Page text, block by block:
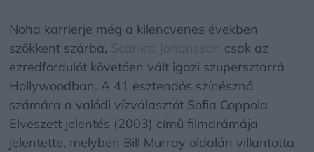
Noha karrierje még a kilencvenes években
szökkent szárba,
csak az
ezredfordulót követően vált igazi szupersztárrá
Hollywoodban. A 41 esztendős színésznő
számára a valódi vízválasztót Sofia Coppola
Elveszett jelentés (2003) című filmdrámája
jelentette, melyben Bill Murray oldalán villantotta